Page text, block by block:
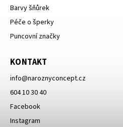
Barvy šňůrek
Péče o šperky
Puncovní značky
KONTAKT
info@naroznyconcept.cz
604 10 30 40
Facebook
Instagram